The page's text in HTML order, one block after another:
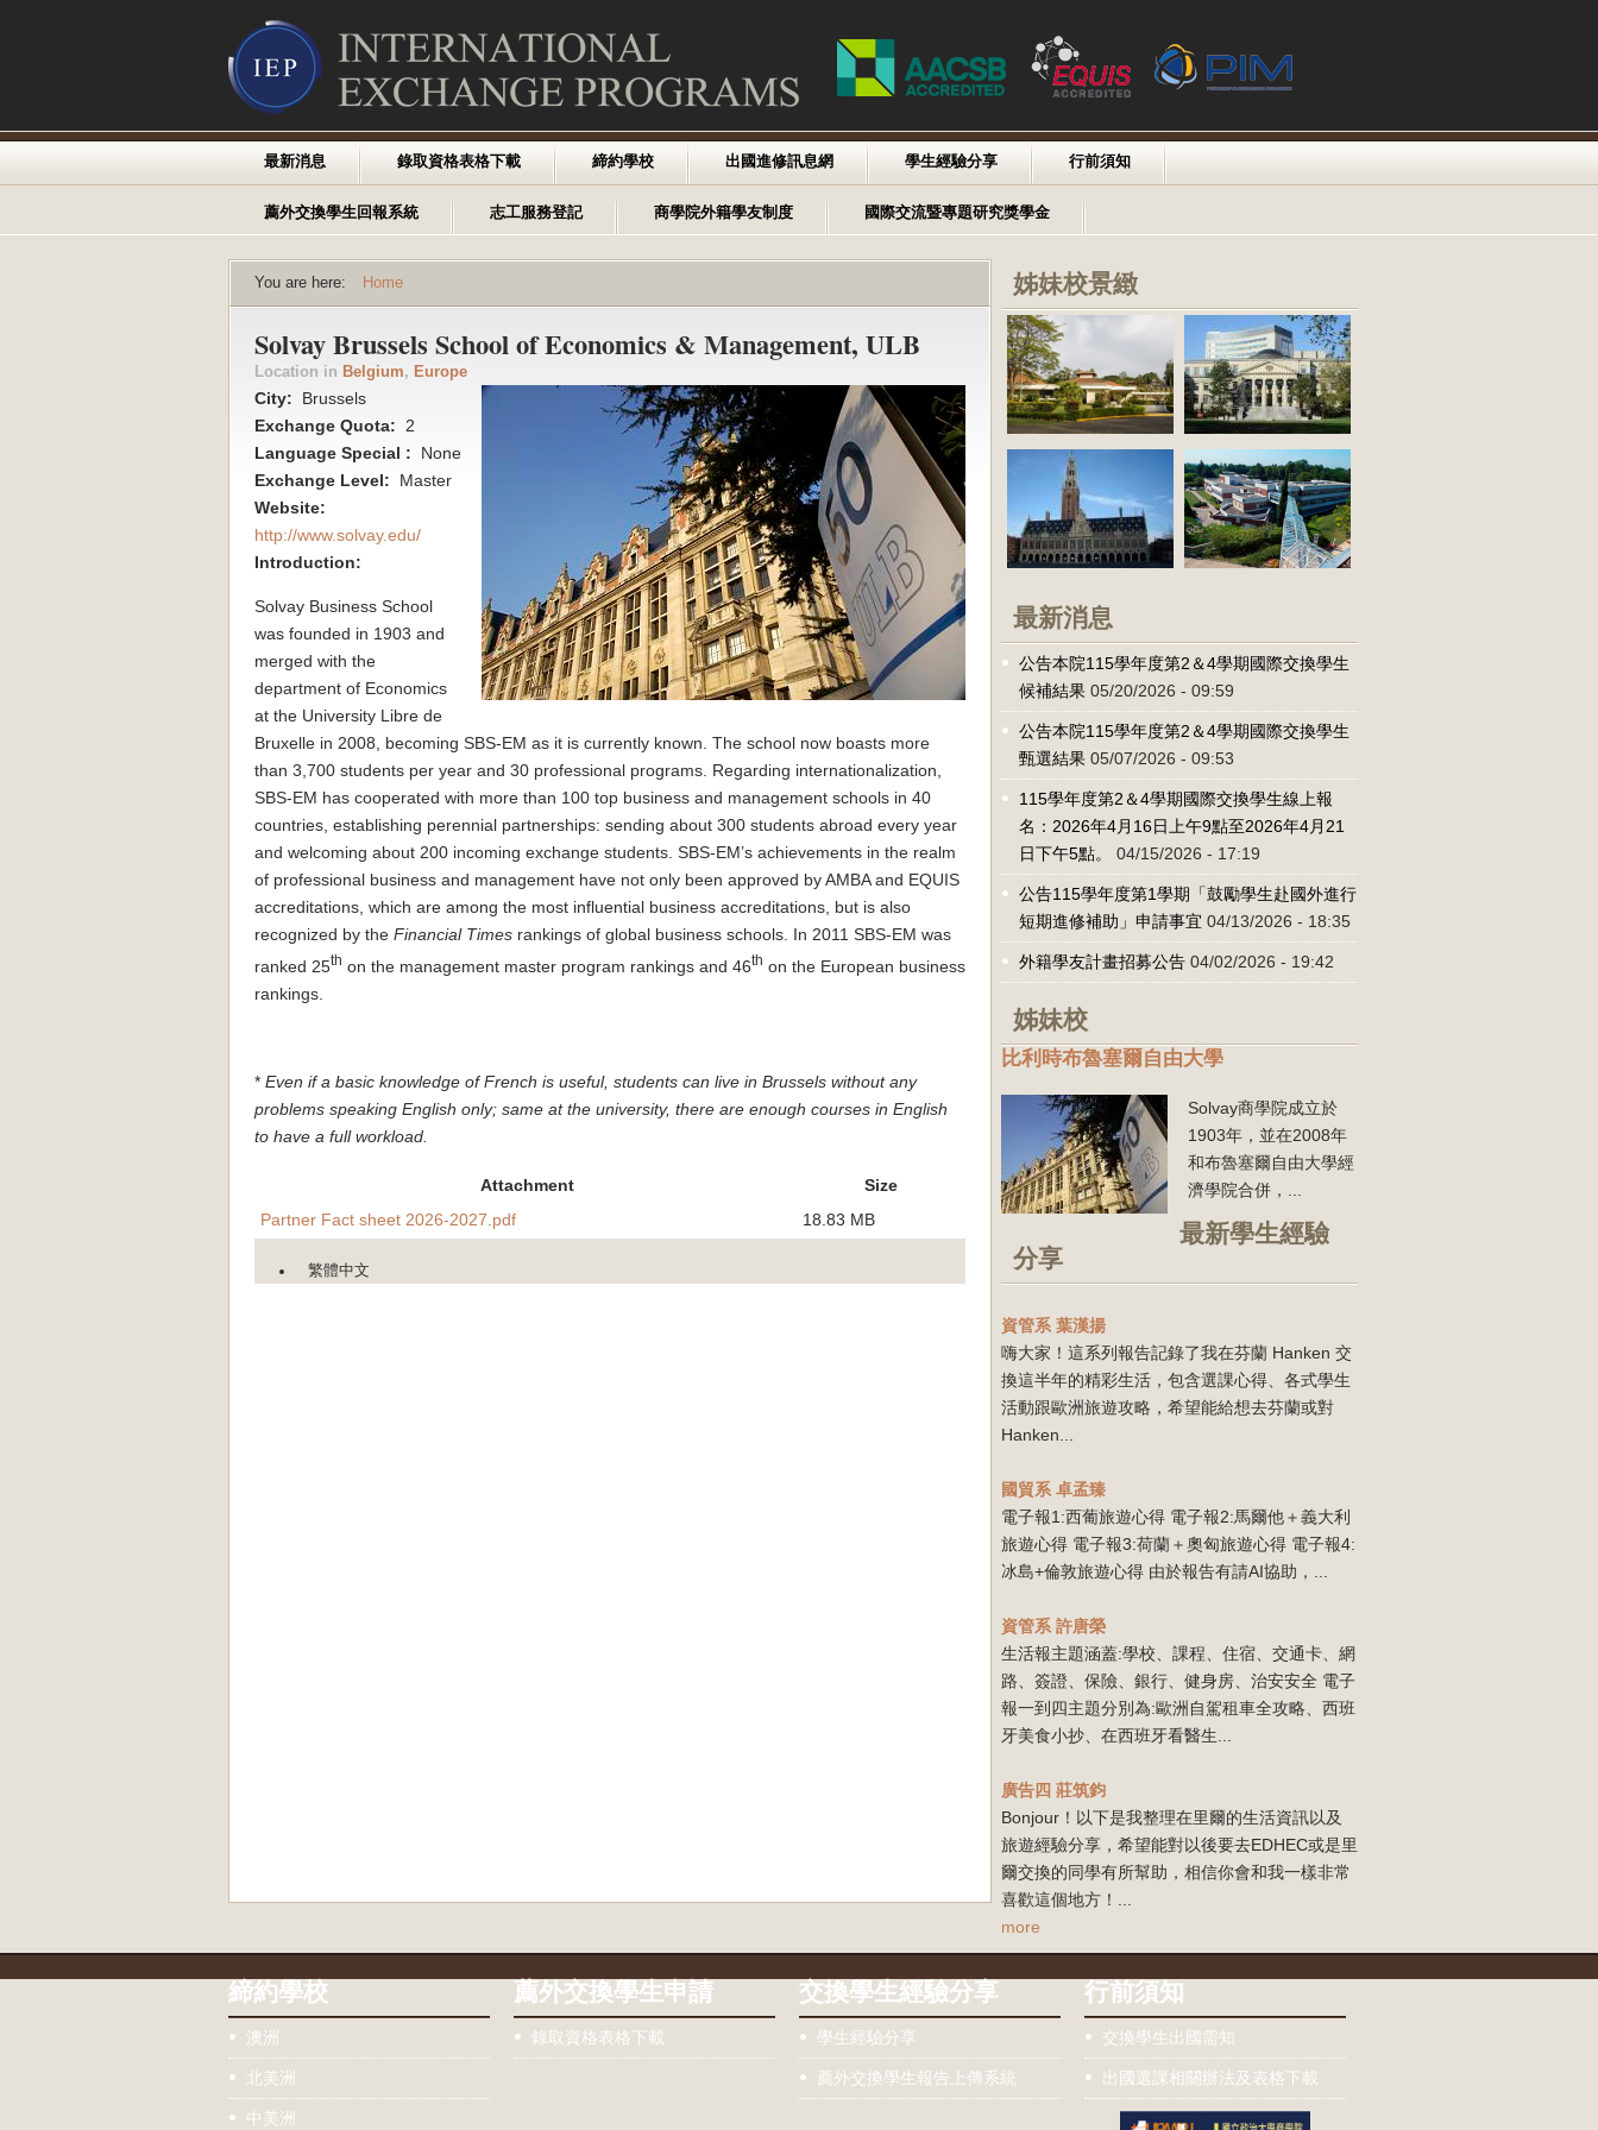
最新消息 錄取資格表格下載 締約學校 出國進修訊息網 學生經驗分享 行前須知
薦外交換學生回報系統 志工服務登記 商學院外籍學友制度 國際交流暨專題研究獎學金
You are here: Home
Solvay Brussels School of Economics & Management, ULB
Location in Belgium, Europe
City:
Brussels
Exchange Quota:
2
Language Special :
None
Exchange Level:
Master
Website:
http://www.solvay.edu/
Introduction:
Solvay Business School
was founded in 1903 and
merged with the
department of Economics
at the University Libre de
Bruxelle in 2008, becoming SBS-EM as it is currently known. The school now boasts more
than 3,700 students per year and 30 professional programs. Regarding internationalization,
SBS-EM has cooperated with more than 100 top business and management schools in 40
countries, establishing perennial partnerships: sending about 300 students abroad every year
and welcoming about 200 incoming exchange students. SBS-EM’s achievements in the realm
of professional business and management have not only been approved by AMBA and EQUIS
accreditations, which are among the most influential business accreditations, but is also
recognized by the Financial Times rankings of global business schools. In 2011 SBS-EM was
ranked 25th on the management master program rankings and 46th on the European business
rankings.
* Even if a basic knowledge of French is useful, students can live in Brussels without any
problems speaking English only; same at the university, there are enough courses in English
to have a full workload.
Attachment
Size
Partner Fact sheet 2026-2027.pdf
18.83 MB
繁體中文
姊妹校景緻
最新消息
公告本院115學年度第2＆4學期國際交換學生
候補結果 05/20/2026 - 09:59
公告本院115學年度第2＆4學期國際交換學生
甄選結果 05/07/2026 - 09:53
115學年度第2＆4學期國際交換學生線上報
名：2026年4月16日上午9點至2026年4月21
日下午5點。
04/15/2026 - 17:19
公告115學年度第1學期「鼓勵學生赴國外進行
短期進修補助」申請事宜 04/13/2026 - 18:35
外籍學友計畫招募公告 04/02/2026 - 19:42
姊妹校
比利時布魯塞爾自由大學
Solvay商學院成立於
1903年，並在2008年
和布魯塞爾自由大學經
濟學院合併，...
最新學生經驗
分享
資管系 葉漢揚
嗨大家！這系列報告記錄了我在芬蘭 Hanken 交
換這半年的精彩生活，包含選課心得、各式學生
活動跟歐洲旅遊攻略，希望能給想去芬蘭或對
Hanken...
國貿系 卓孟臻
電子報1:西葡旅遊心得 電子報2:馬爾他＋義大利
旅遊心得 電子報3:荷蘭＋奧匈旅遊心得 電子報4:
冰島+倫敦旅遊心得 由於報告有請AI協助，...
資管系 許唐榮
生活報主題涵蓋:學校、課程、住宿、交通卡、網
路、簽證、保險、銀行、健身房、治安安全 電子
報一到四主題分別為:歐洲自駕租車全攻略、西班
牙美食小抄、在西班牙看醫生...
廣告四 莊筑鈞
Bonjour！以下是我整理在里爾的生活資訊以及
旅遊經驗分享，希望能對以後要去EDHEC或是里
爾交換的同學有所幫助，相信你會和我一樣非常
喜歡這個地方！...
more
締約學校
澳洲
北美洲
中美洲
薦外交換學生申請
錄取資格表格下載
交換學生經驗分享
學生經驗分享
薦外交換學生報告上傳系統
行前須知
交換學生出國需知
出國選課相關辦法及表格下載